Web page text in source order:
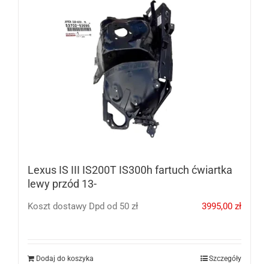
Lexus IS III IS200T IS300h fartuch ćwiartka
lewy przód 13-
Koszt dostawy Dpd od 50 zł 3995,00 zł
Dodaj do koszyka Szczegóły